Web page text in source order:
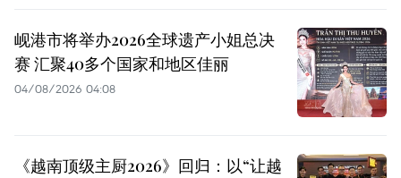
岘港市将举办2026全球遗产小姐总决
赛 汇聚40多个国家和地区佳丽
04/08/2026 04:08
《越南顶级主厨2026》回归：以“让越